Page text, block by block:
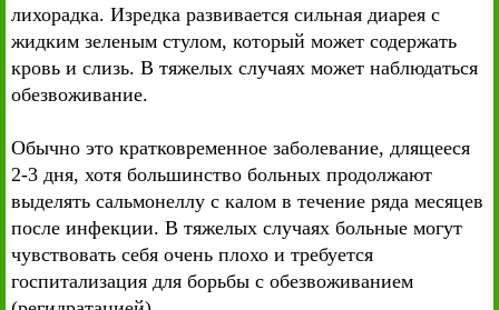
лихорадка. Изредка развивается сильная диарея с
жидким зеленым стулом, который может содержать
кровь и слизь. В тяжелых случаях может наблюдаться
обезвоживание.
Обычно это кратковременное заболевание, длящееся
2-3 дня, хотя большинство больных продолжают
выделять сальмонеллу с калом в течение ряда месяцев
после инфекции. В тяжелых случаях больные могут
чувствовать себя очень плохо и требуется
госпитализация для борьбы с обезвоживанием